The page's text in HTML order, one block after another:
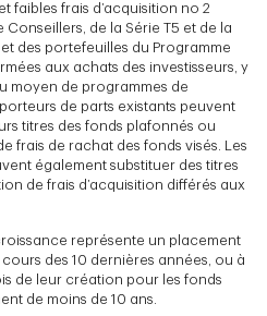
faibles frais d’acquisition no 2
Conseillers, de la Série T5 et de la
des portefeuilles du Programme
aux achats des investisseurs, y
moyen de programmes de
de parts existants peuvent
titres des fonds plafonnés ou
frais de rachat des fonds visés. Les
également substituer des titres
de frais d’acquisition différés aux
représente un placement
des 10 dernières années, ou à
de leur création pour les fonds
de moins de 10 ans.